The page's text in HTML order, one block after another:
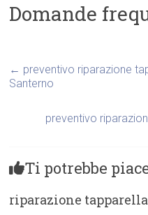
Domande
← preventivo riparazione
Santerno
preventivo
Ti potrebbe
riparazione